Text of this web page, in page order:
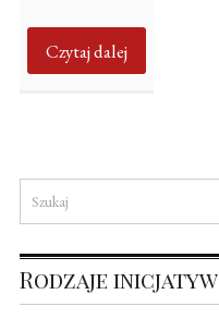
Czytaj dalej
Rodzaje inicjatyw